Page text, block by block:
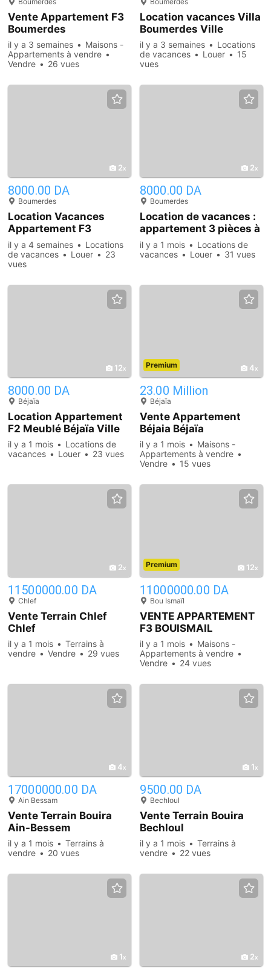
Vente Appartement F3
Boumerdes
il y a 3 semaines
Maisons -
Appartements à vendre
Vendre
26 vues
Location vacances Villa
Boumerdes Ville
il y a 3 semaines
Locations
de vacances
Louer
15
vues
2
8000.00 DA
Boumerdes
Location Vacances
Appartement F3
Boumerdès
il y a 4 semaines
Locations
de vacances
Louer
23
vues
2
8000.00 DA
Boumerdes
Location de vacances :
appartement 3 pièces à
Boumerdès, Boumerdès
il y a 1 mois
Locations de
vacances
Louer 31 vues
12
8000.00 DA
Béjaïa
Location Appartement
F2 Meublé Béjaïa Ville
il y a 1 mois
Locations de
vacances
Louer 23 vues
4
Premium
23.00 Million
Béjaïa
Vente Appartement
Béjaia Béjaïa
il y a 1 mois
Maisons -
Appartements à vendre
Vendre
15 vues
2
11500000.00 DA
Chlef
Vente Terrain Chlef
Chlef
il y a 1 mois
Terrains à
vendre
Vendre 29 vues
12
Premium
11000000.00 DA
Bou Ismaïl
VENTE APPARTEMENT
F3 BOUISMAIL
il y a 1 mois
Maisons -
Appartements à vendre
Vendre
24 vues
4
17000000.00 DA
Ain Bessam
Vente Terrain Bouira
Ain-Bessem
il y a 1 mois
Terrains à
vendre
20 vues
1
9500.00 DA
Bechloul
Vente Terrain Bouira
Bechloul
il y a 1 mois
Terrains à
vendre
22 vues
1 2